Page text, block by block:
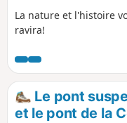
La nature et l'histoire
ravira!
Le pont
et le pont de la